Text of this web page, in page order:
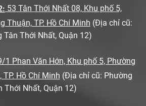
53 Tân Thới Nhất 08, Khu phố 5,
Thuận, TP. Hồ Chí Minh (Địa chỉ cũ:
Tân Thới Nhất, Quận 12)
1 Phan Văn Hớn, Khu phố 5, Phường
Hồ Chí Minh (Địa chỉ cũ: Phường
Thới Nhất, Quận 12)